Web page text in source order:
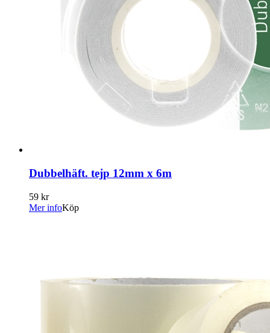
Dubbelhäft. tejp 12mm x 6m
59 kr
Mer infoKöp